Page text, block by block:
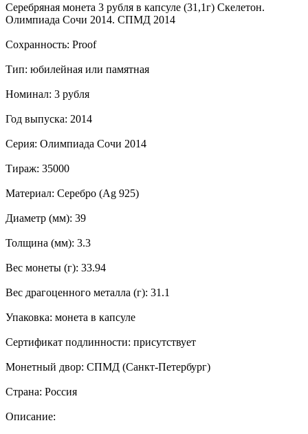
Серебряная монета 3 рубля в капсуле (31,1г) Скелетон.
Олимпиада Сочи 2014. СПМД 2014
Сохранность: Proof
Тип: юбилейная или памятная
Номинал: 3 рубля
Год выпуска: 2014
Серия: Олимпиада Сочи 2014
Тираж: 35000
Материал: Серебро (Ag 925)
Диаметр (мм): 39
Толщина (мм): 3.3
Вес монеты (г): 33.94
Вес драгоценного металла (г): 31.1
Упаковка: монета в капсуле
Сертификат подлинности: присутствует
Монетный двор: СПМД (Санкт-Петербург)
Страна: Россия
Описание: